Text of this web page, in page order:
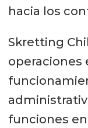
hacia los
Skretting
operaciones
funciones